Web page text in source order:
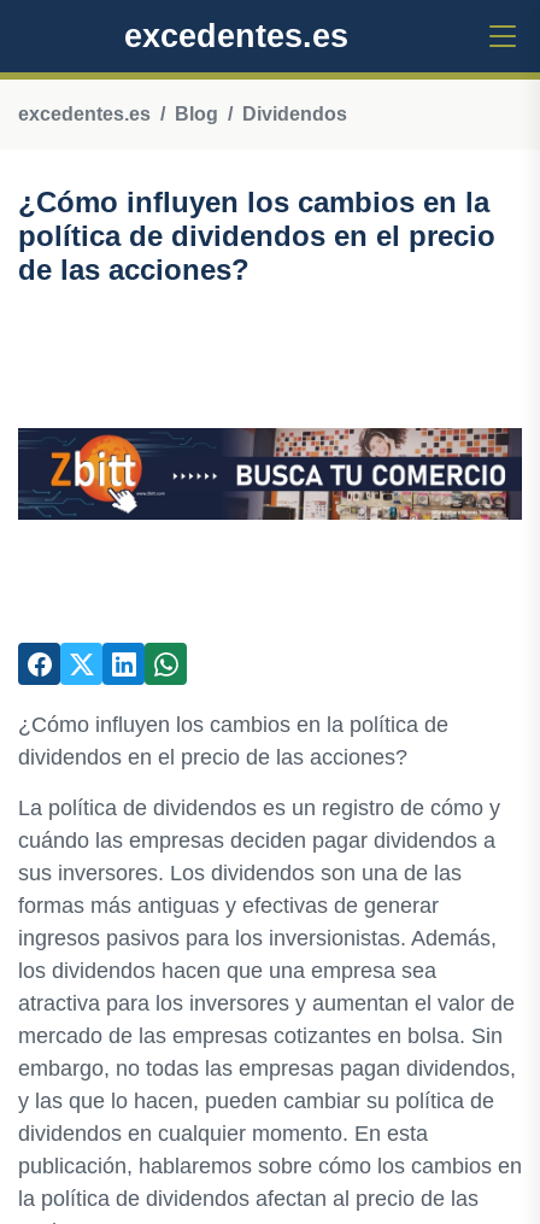
excedentes.es
excedentes.es Blog Dividendos
¿Cómo influyen los cambios en la
política de dividendos en el precio
de las acciones?
¿Cómo influyen los cambios en la política de
dividendos en el precio de las acciones?
La política de dividendos es un registro de cómo y
cuándo las empresas deciden pagar dividendos a
sus inversores. Los dividendos son una de las
formas más antiguas y efectivas de generar
ingresos pasivos para los inversionistas. Además,
los dividendos hacen que una empresa sea
atractiva para los inversores y aumentan el valor de
mercado de las empresas cotizantes en bolsa. Sin
embargo, no todas las empresas pagan dividendos,
y las que lo hacen, pueden cambiar su política de
dividendos en cualquier momento. En esta
publicación, hablaremos sobre cómo los cambios en
la política de dividendos afectan al precio de las